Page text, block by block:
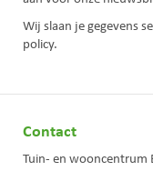
Wij slaan je gegevens
policy.
Contact
Tuin- en wooncentrum